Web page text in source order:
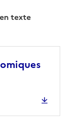
texte